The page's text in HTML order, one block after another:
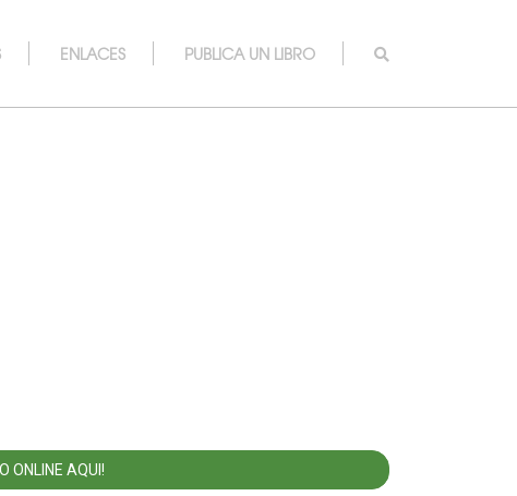
ENLACES PUBLICA UN LIBRO
ONLINE AQUI!